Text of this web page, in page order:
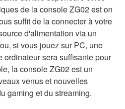
de la console ZG02 est on
suffit de la connecter à votre
d'alimentation via un
si vous jouez sur PC, une
ordinateur sera suffisante pour
la console ZG02 est un
venus et nouvelles
gaming et du streaming.